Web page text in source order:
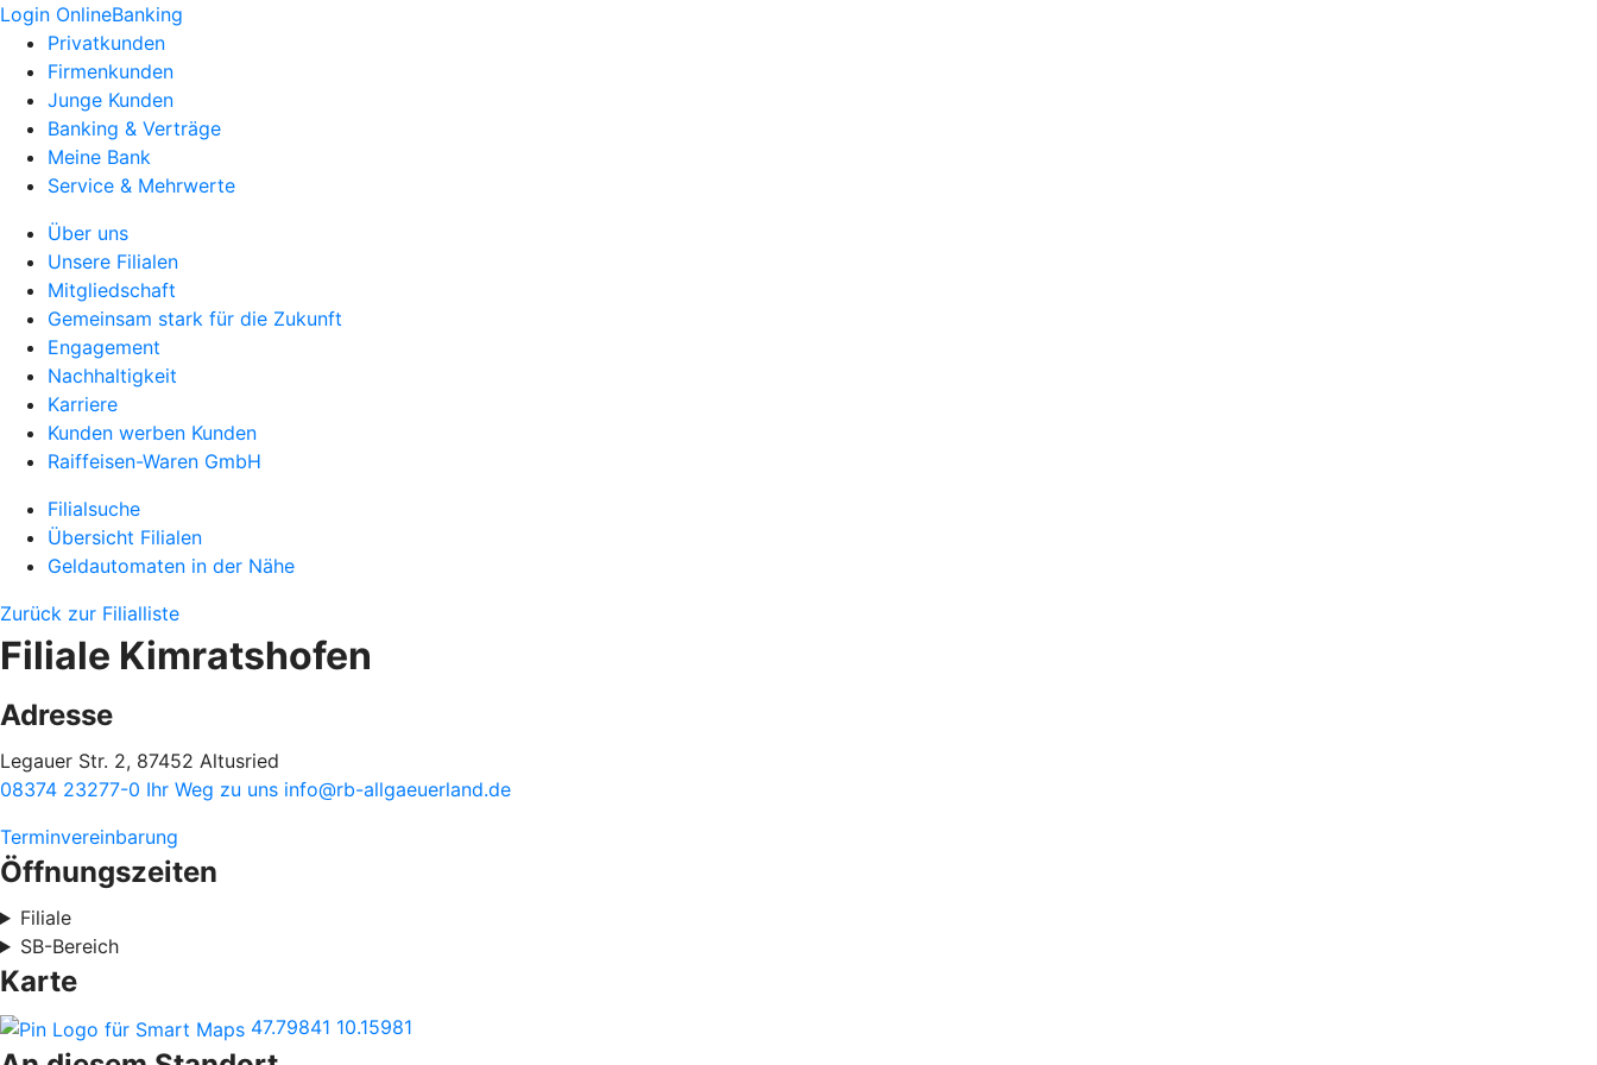
Login OnlineBanking
Privatkunden
Firmenkunden
Junge Kunden
Banking & Verträge
Meine Bank
Service & Mehrwerte
Über uns
Unsere Filialen
Mitgliedschaft
Gemeinsam stark für die Zukunft
Engagement
Nachhaltigkeit
Karriere
Kunden werben Kunden
Raiffeisen-Waren GmbH
Filialsuche
Übersicht Filialen
Geldautomaten in der Nähe
Zurück zur Filialliste
Filiale Kimratshofen
Adresse
Legauer Str. 2, 87452 Altusried
08374 23277-0 Ihr Weg zu uns info@rb-allgaeuerland.de
Terminvereinbarung
Öffnungszeiten
Filiale
SB-Bereich
Karte
47.79841 10.15981